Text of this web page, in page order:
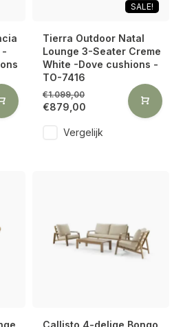
-
SALE!
Tierra Outdoor Natal
Lounge 3-Seater Creme
White -Dove cushions -
TO-7416
€1.099,00
€879,00
Vergelijk
Callisto 4-delige Bongo